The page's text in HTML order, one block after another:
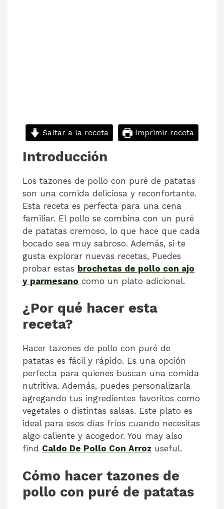
Saltar a la receta Imprimir receta
Introducción
Los tazones de pollo con puré de patatas
son una comida deliciosa y reconfortante.
Esta receta es perfecta para una cena
familiar. El pollo se combina con un puré
de patatas cremoso, lo que hace que cada
bocado sea muy sabroso. Además, si te
gusta explorar nuevas recetas, Puedes
probar estas brochetas de pollo con ajo
y parmesano como un plato adicional.
¿Por qué hacer esta
receta?
Hacer tazones de pollo con puré de
patatas es fácil y rápido. Es una opción
perfecta para quienes buscan una comida
nutritiva. Además, puedes personalizarla
agregando tus ingredientes favoritos como
vegetales o distintas salsas. Este plato es
ideal para esos días fríos cuando necesitas
algo caliente y acogedor. You may also
find Caldo De Pollo Con Arroz useful.
Cómo hacer tazones de
pollo con puré de patatas